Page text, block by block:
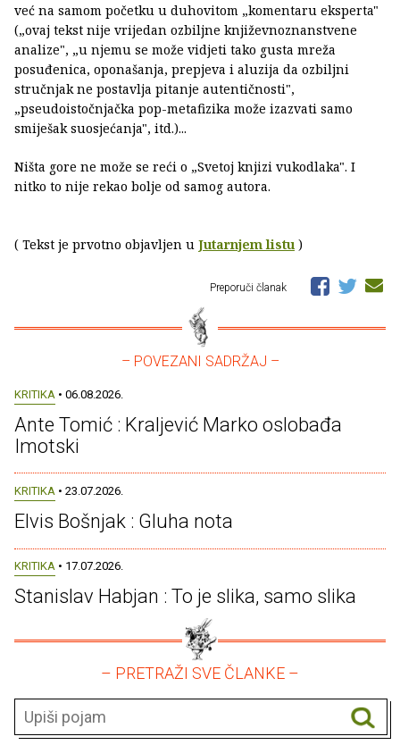
već na samom početku u duhovitom „komentaru eksperta"
(„ovaj tekst nije vrijedan ozbiljne književnoznanstvene
analize", „u njemu se može vidjeti tako gusta mreža
posuđenica, oponašanja, prepjeva i aluzija da ozbiljni
stručnjak ne postavlja pitanje autentičnosti",
„pseudoistočnjačka pop-metafizika može izazvati samo
smiješak suosjećanja", itd.)...
Ništa gore ne može se reći o „Svetoj knjizi vukodlaka". I
nitko to nije rekao bolje od samog autora.
( Tekst je prvotno objavljen u Jutarnjem listu )
Preporuči članak
– POVEZANI SADRŽAJ –
KRITIKA • 06.08.2026.
Ante Tomić : Kraljević Marko oslobađa
Imotski
KRITIKA • 23.07.2026.
Elvis Bošnjak : Gluha nota
KRITIKA • 17.07.2026.
Stanislav Habjan : To je slika, samo slika
– PRETRAŽI SVE ČLANKE –